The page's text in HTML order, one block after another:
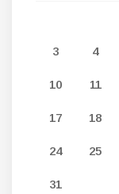
3 4
10 11
17 18
24 25
31